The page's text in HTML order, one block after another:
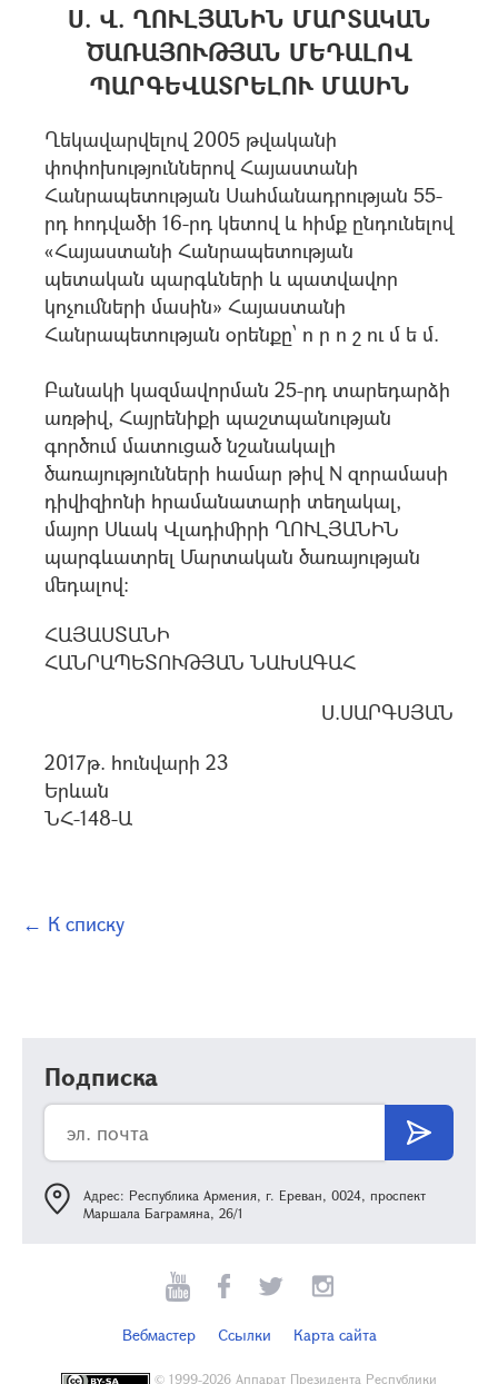
Ս. Վ. ՂՈՒԼՅԱՆԻՆ ՄԱՐՏԱԿԱՆ
ԾԱՌԱՅՈՒԹՅԱՆ ՄԵԴԱԼՈՎ
ՊԱՐԳԵՎԱՏՐԵԼՈՒ ՄԱՍԻՆ
Ղեկավարվելով 2005 թվականի
փոփոխություններով Հայաստանի
Հանրապետության Սահմանադրության 55-
րդ հոդվածի 16-րդ կետով և հիմք ընդունելով
«Հայաստանի Հանրապետության
պետական պարգևների և պատվավոր
կոչումների մասին» Հայաստանի
Հանրապետության օրենքը՝ ո ր ո շ ու մ ե մ.
Բանակի կազմավորման 25-րդ տարեդարձի
առթիվ, Հայրենիքի պաշտպանության
գործում մատուցած նշանակալի
ծառայությունների համար թիվ N զորամասի
դիվիզիոնի հրամանատարի տեղակալ,
մայոր Սևակ Վլադիմիրի ՂՈՒԼՅԱՆԻՆ
պարգևատրել Մարտական ծառայության
մեդալով:
ՀԱՅԱՍՏԱՆԻ
ՀԱՆՐԱՊԵՏՈՒԹՅԱՆ ՆԱԽԱԳԱՀ
Ս.ՍԱՐԳՍՅԱՆ
2017թ. հունվարի 23
Երևան
ՆՀ-148-Ա
← К списку
Подписка
Адрес: Республика Армения, г. Ереван, 0024, проспект
Маршала Баграмяна, 26/1
Вебмастер Ссылки Карта сайта
© 1999-2026 Аппарат Президента Республики